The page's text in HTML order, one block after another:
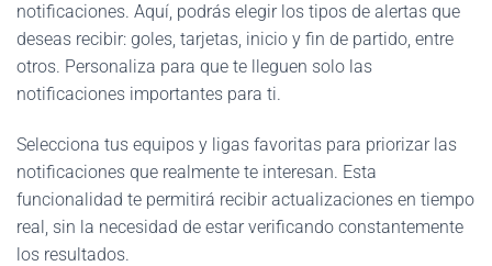
notificaciones. Aquí, podrás elegir los tipos de alertas que
deseas recibir: goles, tarjetas, inicio y fin de partido, entre
otros. Personaliza para que te lleguen solo las
notificaciones importantes para ti.
Selecciona tus equipos y ligas favoritas para priorizar las
notificaciones que realmente te interesan. Esta
funcionalidad te permitirá recibir actualizaciones en tiempo
real, sin la necesidad de estar verificando constantemente
los resultados.